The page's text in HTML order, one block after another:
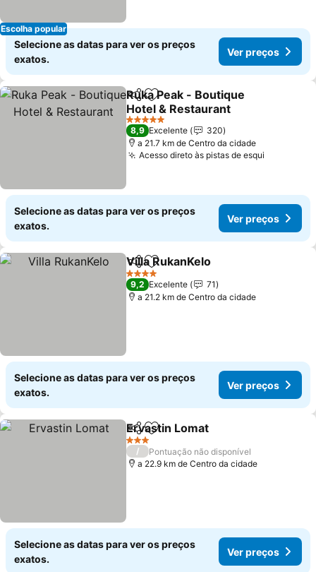
Escolha popular
Selecione as datas para ver os preços
exatos.
Ver preços
PartilharAdicionar aos favoritos
Ruka Peak - Boutique
Hotel & Restaurant
Ver preços
5 Estrelas
8,9 Excelente
320
a 21.7 km de Centro da cidade
Acesso direto às pistas de esqui
Selecione as datas para ver os preços
exatos.
Ver preços
PartilharAdicionar aos favoritos
Villa RukanKelo
4 Estrelas
9,2 Excelente
71
a 21.2 km de Centro da cidade
Selecione as datas para ver os preços
exatos.
Ver preços
PartilharAdicionar aos favoritos
Ervastin Lomat
3 Estrelas
/
Pontuação não disponível
a 22.9 km de Centro da cidade
Selecione as datas para ver os preços
exatos.
Ver preços